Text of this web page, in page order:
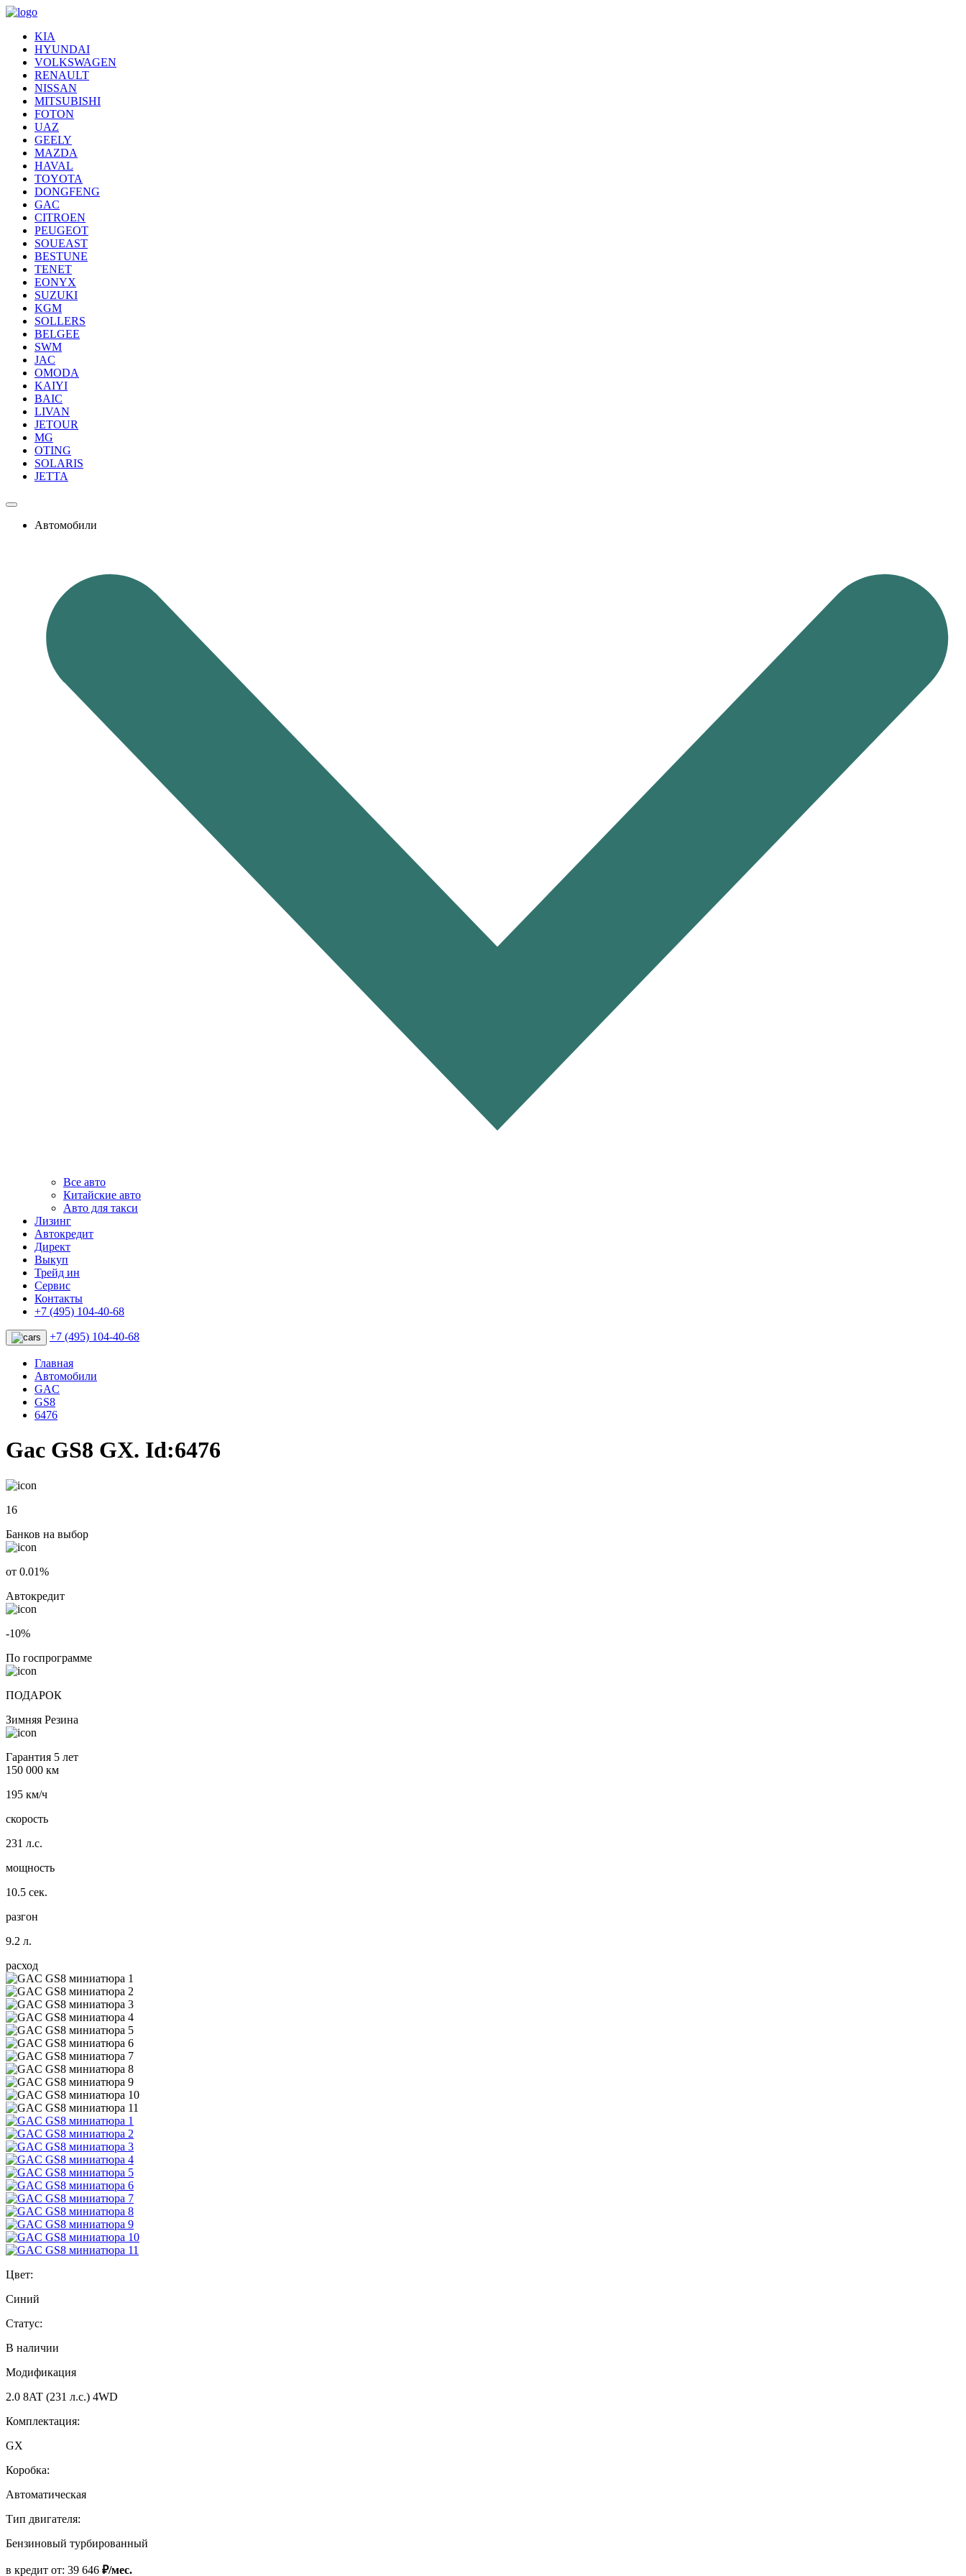
KIA
HYUNDAI
VOLKSWAGEN
RENAULT
NISSAN
MITSUBISHI
FOTON
UAZ
GEELY
MAZDA
HAVAL
TOYOTA
DONGFENG
GAC
CITROEN
PEUGEOT
SOUEAST
BESTUNE
TENET
EONYX
SUZUKI
KGM
SOLLERS
BELGEE
SWM
JAC
OMODA
KAIYI
BAIC
LIVAN
JETOUR
MG
OTING
SOLARIS
JETTA
Автомобили
Все авто
Китайские авто
Авто для такси
Лизинг
Автокредит
Директ
Выкуп
Трейд ин
Сервис
Контакты
+7 (495) 104-40-68
+7 (495) 104-40-68
Главная
Автомобили
GAC
GS8
6476
Gac GS8 GX. Id:6476
16
Банков на выбор
от 0.01%
Автокредит
-10%
По госпрограмме
ПОДАРОК
Зимняя Резина
Гарантия 5 лет
150 000 км
195 км/ч
скорость
231 л.с.
мощность
10.5 сек.
разгон
9.2 л.
расход
Цвет:
Синий
Статус:
В наличии
Модификация
2.0 8AT (231 л.с.) 4WD
Комплектация:
GX
Коробка:
Автоматическая
Тип двигателя:
Бензиновый турбированный
в кредит от: 39 646 ₽/мес.